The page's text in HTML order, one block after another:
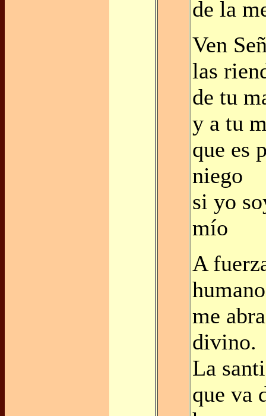
de la
Ven
las
de tu
y a tu
que es
niego
si yo
mío
A
humano
me
divino.
La
que va